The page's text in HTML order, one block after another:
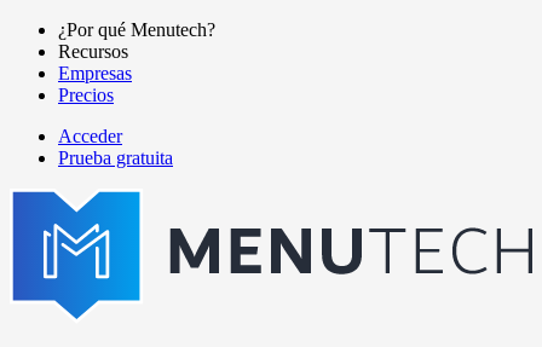
Pasar
contenido
principal
Main
navigation
¿Por qué Menutech?
Recursos
Empresas
Precios
menutech
navigation
Acceder
Prueba gratuita